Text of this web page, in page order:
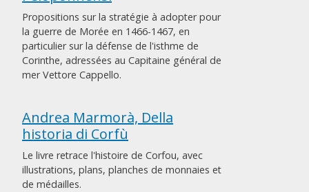
Propositions sur la stratégie à adopter pour
la guerre de Morée en 1466-1467, en
particulier sur la défense de l'isthme de
Corinthe, adressées au Capitaine général de
mer Vettore Cappello.
Andrea Marmorà, Della
historia di Corfù
Le livre retrace l'histoire de Corfou, avec
illustrations, plans, planches de monnaies et
de médailles.